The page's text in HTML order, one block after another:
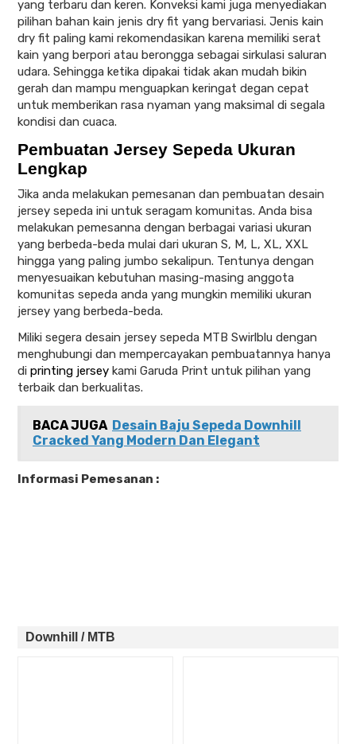
yang terbaru dan keren. Konveksi kami juga menyediakan
pilihan bahan kain jenis dry fit yang bervariasi. Jenis kain
dry fit paling kami rekomendasikan karena memiliki serat
kain yang berpori atau berongga sebagai sirkulasi saluran
udara. Sehingga ketika dipakai tidak akan mudah bikin
gerah dan mampu menguapkan keringat degan cepat
untuk memberikan rasa nyaman yang maksimal di segala
kondisi dan cuaca.
Pembuatan Jersey Sepeda Ukuran
Lengkap
Jika anda melakukan pemesanan dan pembuatan desain
jersey sepeda ini untuk seragam komunitas. Anda bisa
melakukan pemesanna dengan berbagai variasi ukuran
yang berbeda-beda mulai dari ukuran S, M, L, XL, XXL
hingga yang paling jumbo sekalipun. Tentunya dengan
menyesuaikan kebutuhan masing-masing anggota
komunitas sepeda anda yang mungkin memiliki ukuran
jersey yang berbeda-beda.
Miliki segera desain jersey sepeda MTB Swirlblu dengan
menghubungi dan mempercayakan pembuatannya hanya
di printing jersey kami Garuda Print untuk pilihan yang
terbaik dan berkualitas.
BACA JUGA Desain Baju Sepeda Downhill
Cracked Yang Modern Dan Elegant
Informasi Pemesanan :
Downhill / MTB